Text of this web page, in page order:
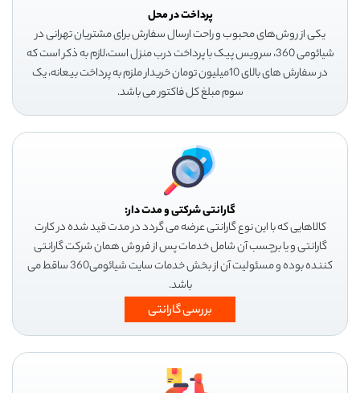
پرداخت در محل
یکی از روش‌های محبوب و راحت ارسال سفارش برای مشتریان تهرانی در
شیائومی 360، سرویس پیک با پرداخت درب منزل است،لازم به ذکر است که
در سفارش های بالای 10میلیون تومان خریدار ملزم به پرداخت بیعانه، یک
سوم مبلغ کل فاکتور می باشد.
گارانتی شرکتی و مدت دار:
کالاهایی که با این نوع گارانتی عرضه می گردد در مدت قید شده در کارت
گارانتی و یا برچسب آن شامل خدمات پس از فروش همان شرکت گارانتی
کننده بوده و مسئولیت آن از بخش خدمات سایت شیائومی360 ساقط می
باشد.
بررسی گارانتی